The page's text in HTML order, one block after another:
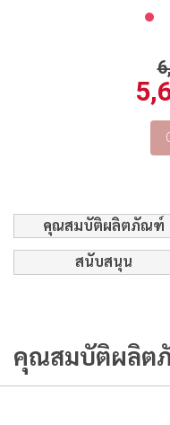
คุณสมบัติผลิตภัณฑ์
สนับสนุน
คุณสมบัติผลิต